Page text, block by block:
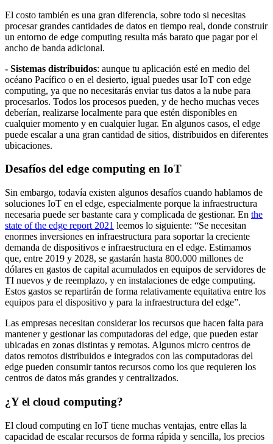
El costo también es una gran diferencia, sobre todo si necesitas
procesar grandes cantidades de datos en tiempo real, donde construir
un entorno de edge computing resulta más barato que pagar por el
ancho de banda adicional.
- Sistemas distribuidos: aunque tu aplicación esté en medio del
océano Pacífico o en el desierto, igual puedes usar IoT con edge
computing, ya que no necesitarás enviar tus datos a la nube para
procesarlos. Todos los procesos pueden, y de hecho muchas veces
deberían, realizarse localmente para que estén disponibles en
cualquier momento y en cualquier lugar. En algunos casos, el edge
puede escalar a una gran cantidad de sitios, distribuidos en diferentes
ubicaciones.
Desafíos del edge computing en IoT
Sin embargo, todavía existen algunos desafíos cuando hablamos de
soluciones IoT en el edge, especialmente porque la infraestructura
necesaria puede ser bastante cara y complicada de gestionar. En the
state of the edge report 2021 leemos lo siguiente: “Se necesitan
enormes inversiones en infraestructura para soportar la creciente
demanda de dispositivos e infraestructura en el edge. Estimamos
que, entre 2019 y 2028, se gastarán hasta 800.000 millones de
dólares en gastos de capital acumulados en equipos de servidores de
TI nuevos y de reemplazo, y en instalaciones de edge computing.
Estos gastos se repartirán de forma relativamente equitativa entre los
equipos para el dispositivo y para la infraestructura del edge”.
Las empresas necesitan considerar los recursos que hacen falta para
mantener y gestionar las computadoras del edge, que pueden estar
ubicadas en zonas distintas y remotas. Algunos micro centros de
datos remotos distribuidos e integrados con las computadoras del
edge pueden consumir tantos recursos como los que requieren los
centros de datos más grandes y centralizados.
¿Y el cloud computing?
El cloud computing en IoT tiene muchas ventajas, entre ellas la
capacidad de escalar recursos de forma rápida y sencilla, los precios